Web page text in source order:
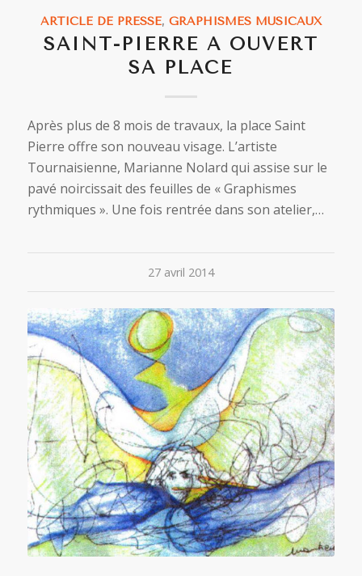
ARTICLE DE PRESSE, GRAPHISMES MUSICAUX
SAINT-PIERRE A OUVERT
SA PLACE
Après plus de 8 mois de travaux, la place Saint
Pierre offre son nouveau visage. L’artiste
Tournaisienne, Marianne Nolard qui assise sur le
pavé noircissait des feuilles de « Graphismes
rythmiques ». Une fois rentrée dans son atelier,…
27 avril 2014